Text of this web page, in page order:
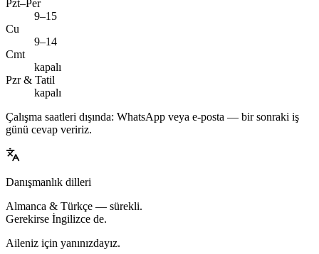
Pzt–Per
9–15
Cu
9–14
Cmt
kapalı
Pzr & Tatil
kapalı
Çalışma saatleri dışında: WhatsApp veya e-posta — bir sonraki iş
günü cevap veririz.
Danışmanlık dilleri
Almanca & Türkçe — sürekli.
Gerekirse İngilizce de.
Aileniz için yanınızdayız.